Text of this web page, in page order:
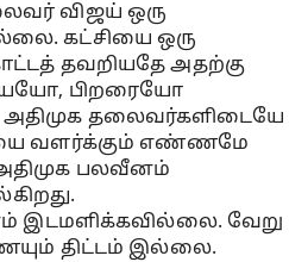
விஜய் ஒரு
கட்சியை ஒரு
தவறியதே அதற்கு
பிறரையோ
அதிமுக தலைவர்களிடையே
வளர்க்கும் எண்ணமே
பலவீனம்
இடமளிக்கவில்லை. வேறு
திட்டம் இல்லை.